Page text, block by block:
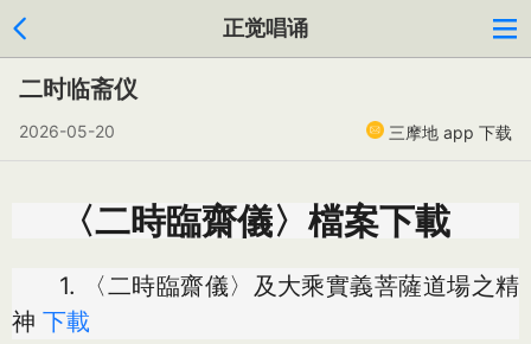
正觉唱诵
二时临斋仪
2026-05-20 三摩地 app 下载
〈二時臨齋儀〉檔案下載
1. 〈二時臨齋儀〉及大乘實義菩薩道場之精
神 下載